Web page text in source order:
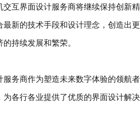
互界面设计服务商将继续保持创新
最新的技术手段和设计理念，创造
持续发展和繁荣。
务商作为塑造未来数字体验的领航
各行各业提供了优质的界面设计解